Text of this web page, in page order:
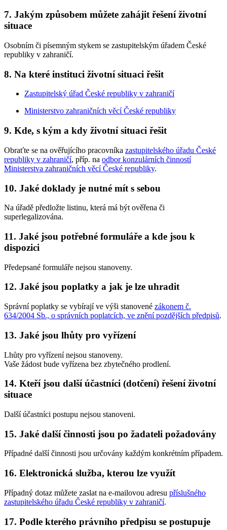
7. Jakým způsobem můžete zahájit řešení životní
situace
Osobním či písemným stykem se zastupitelským úřadem České
republiky v zahraničí.
8. Na které instituci životní situaci řešit
Zastupitelský úřad České republiky v zahraničí
Ministerstvo zahraničních věcí České republiky
9. Kde, s kým a kdy životní situaci řešit
Obraťte se na ověřujícího pracovníka zastupitelského úřadu České
republiky v zahraničí, příp. na odbor konzulárních činností
Ministerstva zahraničních věcí České republiky.
10. Jaké doklady je nutné mít s sebou
Na úřadě předložte listinu, která má být ověřena či
superlegalizována.
11. Jaké jsou potřebné formuláře a kde jsou k
dispozici
Předepsané formuláře nejsou stanoveny.
12. Jaké jsou poplatky a jak je lze uhradit
Správní poplatky se vybírají ve výši stanovené zákonem č.
634/2004 Sb., o správních poplatcích, ve znění pozdějších předpisů.
13. Jaké jsou lhůty pro vyřízení
Lhůty pro vyřízení nejsou stanoveny.
Vaše žádost bude vyřízena bez zbytečného prodlení.
14. Kteří jsou další účastníci (dotčení) řešení životní
situace
Další účastníci postupu nejsou stanoveni.
15. Jaké další činnosti jsou po žadateli požadovány
Případné další činnosti jsou určovány každým konkrétním případem.
16. Elektronická služba, kterou lze využít
Případný dotaz můžete zaslat na e-mailovou adresu příslušného
zastupitelského úřadu České republiky v zahraničí.
17. Podle kterého právního předpisu se postupuje